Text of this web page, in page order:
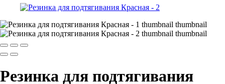
Резинка для подтягивания